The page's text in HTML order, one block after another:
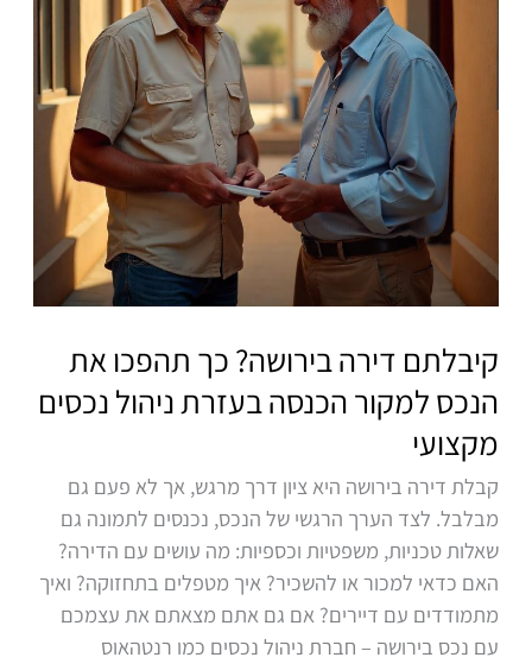
קיבלתם דירה בירושה? כך תהפכו את
הנכס למקור הכנסה בעזרת ניהול נכסים
מקצועי
קבלת דירה בירושה היא ציון דרך מרגש, אך לא פעם גם
מבלבל. לצד הערך הרגשי של הנכס, נכנסים לתמונה גם
שאלות טכניות, משפטיות וכספיות: מה עושים עם הדירה?
האם כדאי למכור או להשכיר? איך מטפלים בתחזוקה? ואיך
מתמודדים עם דיירים? אם גם אתם מצאתם את עצמכם
עם נכס בירושה – חברת ניהול נכסים כמו רנטהאוס
למקור
הכנסה
בעזרת
מקצועי